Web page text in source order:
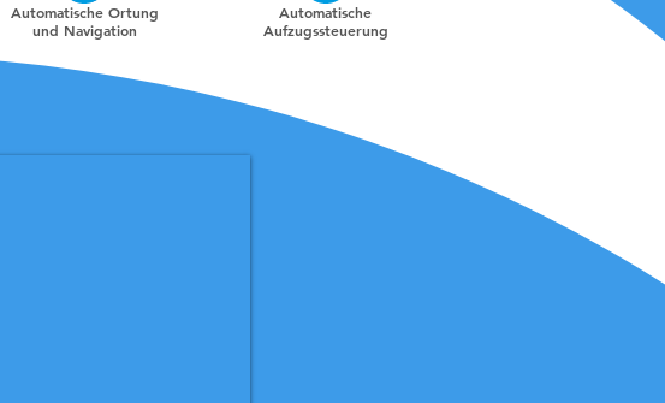
Automatische Ortung
und Navigation
Automatische
Aufzugssteuerung